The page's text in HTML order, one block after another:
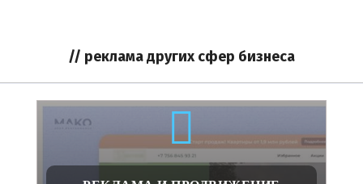
// реклама других сфер бизнеса